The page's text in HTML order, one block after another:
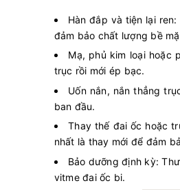
Hàn đắp và tiện lại
đảm bảo chất lượng bề
Mạ, phủ kim loại hoặc
trục rồi mới ép bạc.
Uốn nắn, nắn thẳng
ban đầu.
Thay thế đai ốc hoặc
nhất là thay mới để đảm
Bảo dưỡng định kỳ:
vitme đai ốc bi.